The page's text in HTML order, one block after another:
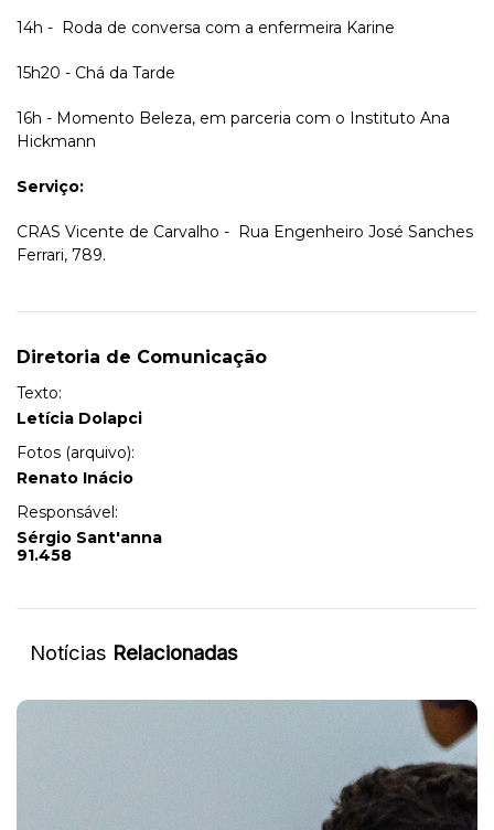
14h - Roda de conversa com a enfermeira Karine
15h20 - Chá da Tarde
16h - Momento Beleza, em parceria com o Instituto Ana
Hickmann
Serviço:
CRAS Vicente de Carvalho - Rua Engenheiro José Sanches
Ferrari, 789.
Diretoria de Comunicação
Texto:
Letícia Dolapci
Fotos (arquivo):
Renato Inácio
Responsável:
Sérgio Sant'anna
91.458
Notícias Relacionadas